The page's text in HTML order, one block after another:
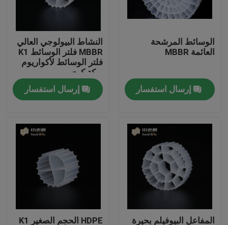
مراقبة الجودة
اتصل بنا
مدونة
اطلب اقتباس
الوسائط المرشحة MBBR
MBBR بيو ميديا
الوسائط المرشحة
العائمة MBBR
إرسال استفسار
النشاط البيولوجي العالي
MBBR فلتر الوسائط K1
فلتر الوسائط لأكواريوم
بركة كوي
إرسال استفسار
المفاعل البيوفيلم بحيرة HDPE الحجم الصغير K1